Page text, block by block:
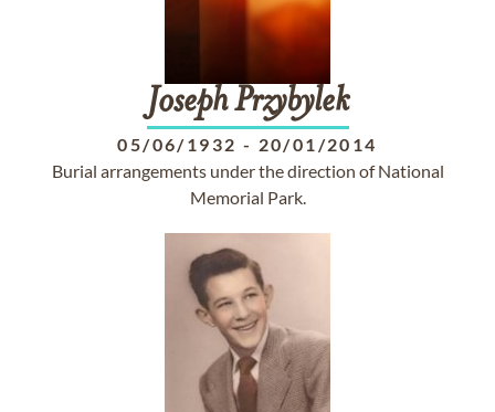
Joseph Przybylek
05/06/1932 - 20/01/2014
Burial arrangements under the direction of National
Memorial Park.